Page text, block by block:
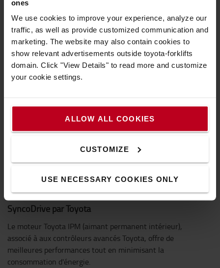
ones
We use cookies to improve your experience, analyze our
traffic, as well as provide customized communication and
marketing. The website may also contain cookies to
show relevant advertisements outside toyota-forklifts
domain. Click "View Details" to read more and customize
your cookie settings.
ALLOW ALL COOKIES
CUSTOMIZE
USE NECESSARY COOKIES ONLY
SyncoDrive par Toyota
Le moteur Toyota IPM (aimant permanent intérieur),
associé à aux contrôleurs avancés Toyota, offre de
meilleures performances tout en minimisant la
consommation d'énergie.